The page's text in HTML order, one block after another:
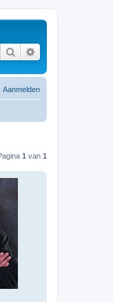
Zoek
Aanmelden
1 van 1